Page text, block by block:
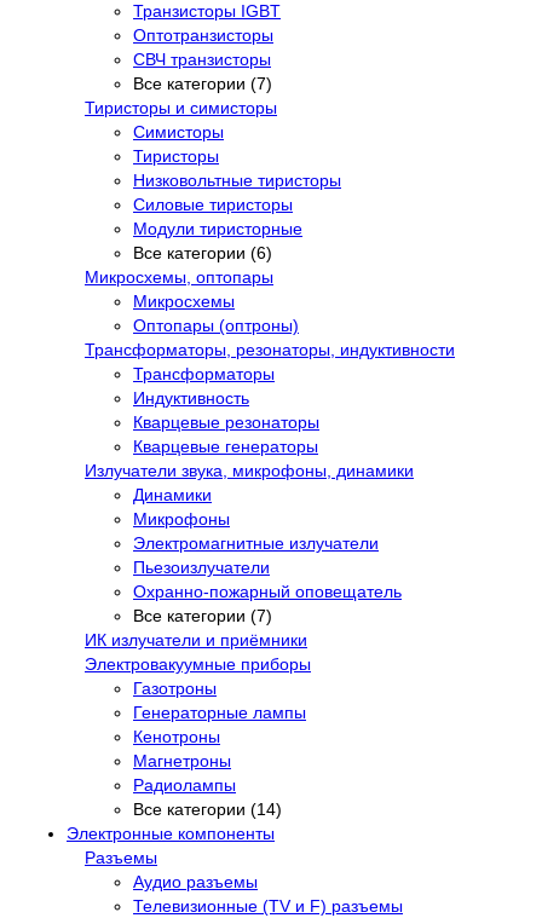
Транзисторы IGBT
Оптотранзисторы
СВЧ транзисторы
Все категории (7)
Тиристоры и симисторы
Симисторы
Тиристоры
Низковольтные тиристоры
Силовые тиристоры
Модули тиристорные
Все категории (6)
Микросхемы, оптопары
Микросхемы
Оптопары (оптроны)
Трансформаторы, резонаторы, индуктивности
Трансформаторы
Индуктивность
Кварцевые резонаторы
Кварцевые генераторы
Излучатели звука, микрофоны, динамики
Динамики
Микрофоны
Электромагнитные излучатели
Пьезоизлучатели
Охранно-пожарный оповещатель
Все категории (7)
ИК излучатели и приёмники
Электровакуумные приборы
Газотроны
Генераторные лампы
Кенотроны
Магнетроны
Радиолампы
Все категории (14)
Электронные компоненты
Разъемы
Аудио разъемы
Телевизионные (TV и F) разъемы